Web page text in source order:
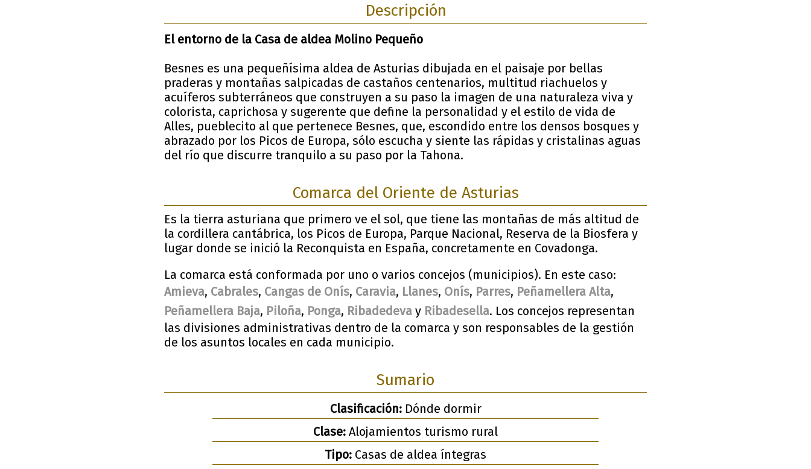
Descripción
El entorno de la Casa de aldea Molino Pequeño
Besnes es una pequeñísima aldea de Asturias dibujada en el paisaje por bellas
praderas y montañas salpicadas de castaños centenarios, multitud riachuelos y
acuíferos subterráneos que construyen a su paso la imagen de una naturaleza viva y
colorista, caprichosa y sugerente que define la personalidad y el estilo de vida de
Alles, pueblecito al que pertenece Besnes, que, escondido entre los densos bosques y
abrazado por los Picos de Europa, sólo escucha y siente las rápidas y cristalinas aguas
del río que discurre tranquilo a su paso por la Tahona.
Comarca del Oriente de Asturias
Es la tierra asturiana que primero ve el sol, que tiene las montañas de más altitud de
la cordillera cantábrica, los Picos de Europa, Parque Nacional, Reserva de la Biosfera y
lugar donde se inició la Reconquista en España, concretamente en Covadonga.
La comarca está conformada por uno o varios concejos (municipios). En este caso:
Amieva, Cabrales, Cangas de Onís, Caravia, Llanes, Onís, Parres, Peñamellera Alta,
Peñamellera Baja, Piloña, Ponga, Ribadedeva y Ribadesella. Los concejos representan
las divisiones administrativas dentro de la comarca y son responsables de la gestión
de los asuntos locales en cada municipio.
Sumario
Clasificación:Dónde dormir
Clase: Alojamientos turismo rural
Tipo: Casas de aldea íntegras